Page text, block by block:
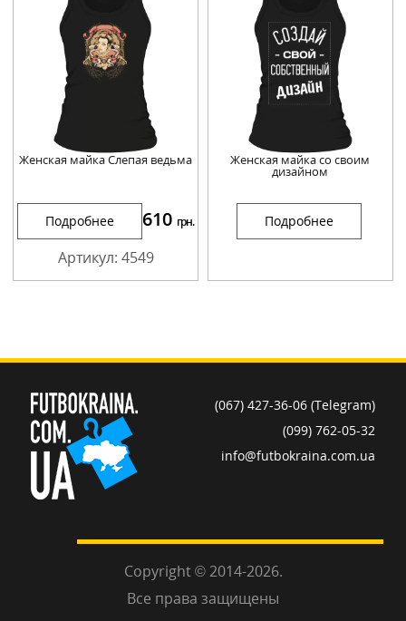
Женская майка Слепая ведьма
Подробнее 610 грн.
Артикул: 4549
Женская майка со своим
дизайном
Подробнее
(067) 427-36-06 (Telegram)
(099) 762-05-32
info@futbokraina.com.ua
Copyright © 2014-2026.
Все права защищены